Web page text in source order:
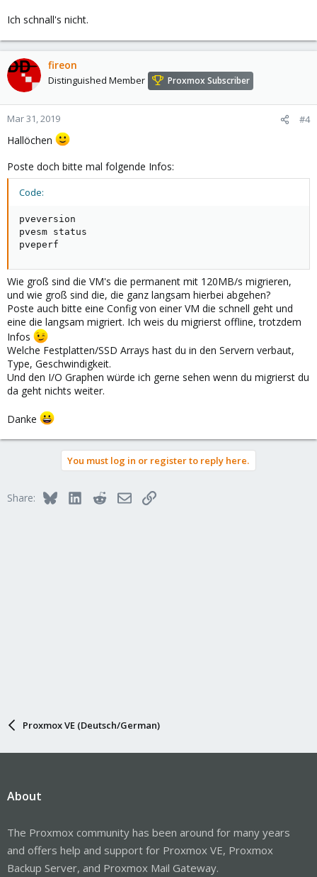
Ich schnall's nicht.
fireon
Distinguished Member Proxmox Subscriber
Mar 31, 2019 #4
Hallöchen
Poste doch bitte mal folgende Infos:
Code:
pveversion
pvesm status
pveperf
Wie groß sind die VM's die permanent mit 120MB/s migrieren,
und wie groß sind die, die ganz langsam hierbei abgehen?
Poste auch bitte eine Config von einer VM die schnell geht und
eine die langsam migriert. Ich weis du migrierst offline, trotzdem
Infos
Welche Festplatten/SSD Arrays hast du in den Servern verbaut,
Type, Geschwindigkeit.
Und den I/O Graphen würde ich gerne sehen wenn du migrierst du
da geht nichts weiter.
Danke
You must log in or register to reply here.
Share: BlueskyLinkedInRedditEmailLink
Proxmox VE (Deutsch/German)
About
The Proxmox community has been around for many years
and offers help and support for Proxmox VE, Proxmox
Backup Server, and Proxmox Mail Gateway.